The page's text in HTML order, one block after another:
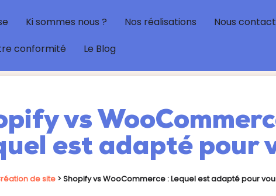
Ki sommes nous ? Nos réalisations
Nous
conformité
Le Blog
vs
est adapté pour
de site >Shopify vs WooCommerce : Lequel est adapté pour